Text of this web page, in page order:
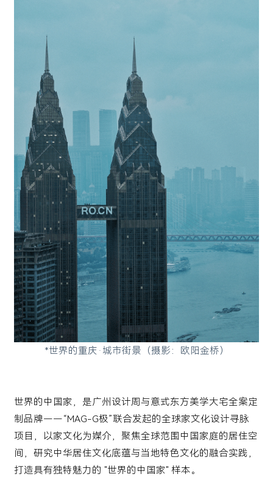
*世界的重庆·城市街景（摄影：欧阳金桥）
世界的中国家，是广州设计周与意式东方美学大宅全案定
制品牌——“MAG-G极”联合发起的全球家文化设计寻脉
项目，以家文化为媒介，聚焦全球范围中国家庭的居住空
间，研究中华居住文化底蕴与当地特色文化的融合实践，
打造具有独特魅力的 "世界的中国家" 样本。